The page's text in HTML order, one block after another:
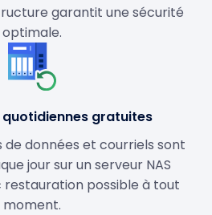
garantit une sécurité
optimale.
gratuites
de données et courriels sont
jour sur un serveur NAS
possible à tout
moment.